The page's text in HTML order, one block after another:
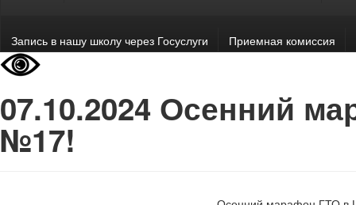
Запись в нашу школу через Госуслуги Приемная комиссия
07.10.2024 Осенний
№17!